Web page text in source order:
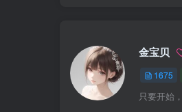
金宝贝
1675
只要开始